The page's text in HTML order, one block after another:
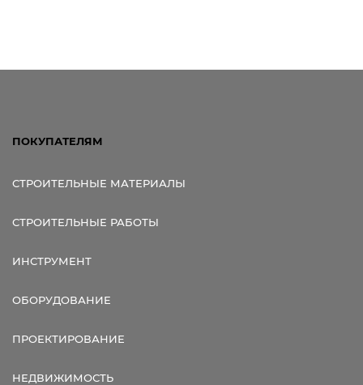
ПОКУПАТЕЛЯМ
СТРОИТЕЛЬНЫЕ МАТЕРИАЛЫ
СТРОИТЕЛЬНЫЕ РАБОТЫ
ИНСТРУМЕНТ
ОБОРУДОВАНИЕ
ПРОЕКТИРОВАНИЕ
НЕДВИЖИМОСТЬ